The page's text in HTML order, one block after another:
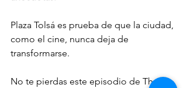
Plaza Tolsá es prueba de que la ciudad,
como el cine, nunca deja de
transformarse.
No te pierdas este episodio de The